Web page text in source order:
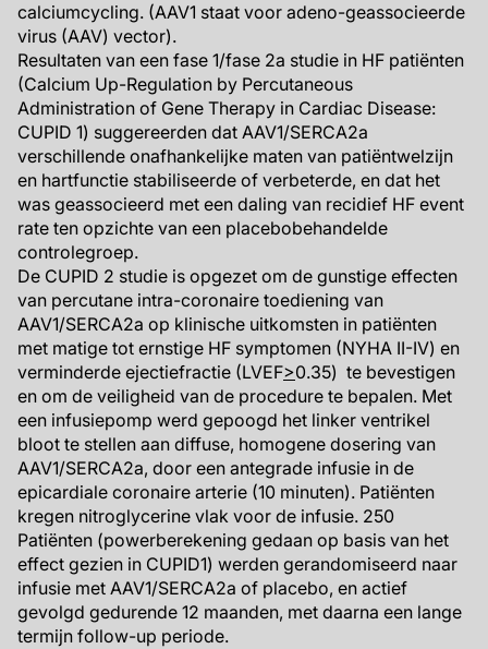
calciumcycling. (AAV1 staat voor adeno-geassocieerde
virus (AAV) vector).
Resultaten van een fase 1/fase 2a studie in HF patiënten
(Calcium Up-Regulation by Percutaneous
Administration of Gene Therapy in Cardiac Disease:
CUPID 1) suggereerden dat AAV1/SERCA2a
verschillende onafhankelijke maten van patiëntwelzijn
en hartfunctie stabiliseerde of verbeterde, en dat het
was geassocieerd met een daling van recidief HF event
rate ten opzichte van een placebobehandelde
controlegroep.
De CUPID 2 studie is opgezet om de gunstige effecten
van percutane intra-coronaire toediening van
AAV1/SERCA2a op klinische uitkomsten in patiënten
met matige tot ernstige HF symptomen (NYHA II-IV) en
verminderde ejectiefractie (LVEF>0.35) te bevestigen
en om de veiligheid van de procedure te bepalen. Met
een infusiepomp werd gepoogd het linker ventrikel
bloot te stellen aan diffuse, homogene dosering van
AAV1/SERCA2a, door een antegrade infusie in de
epicardiale coronaire arterie (10 minuten). Patiënten
kregen nitroglycerine vlak voor de infusie. 250
Patiënten (powerberekening gedaan op basis van het
effect gezien in CUPID1) werden gerandomiseerd naar
infusie met AAV1/SERCA2a of placebo, en actief
gevolgd gedurende 12 maanden, met daarna een lange
termijn follow-up periode.